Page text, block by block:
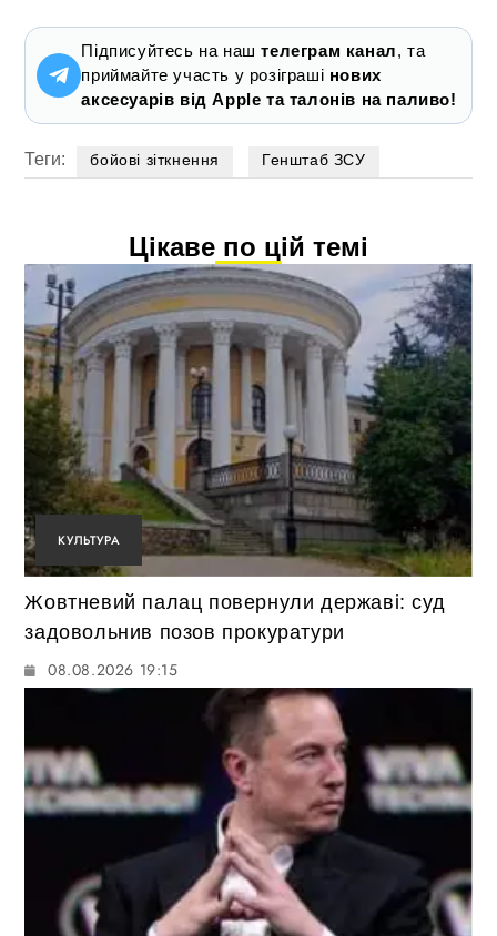
Підписуйтесь на наштелеграм канал, та
приймайте участь у розіграші нових
аксесуарів від Apple та талонів на паливо!
Теги: бойові зіткнення Генштаб ЗСУ
Цікаве по цій темі
КУЛЬТУРА
Жовтневий палац повернули державі: суд
задовольнив позов прокуратури
08.08.2026 19:15